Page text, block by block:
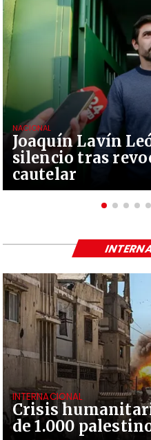
Joaquín Lavín
silencio tras
cautelar
NACIONAL
Crisis
de 1.000
INTERNACIONAL